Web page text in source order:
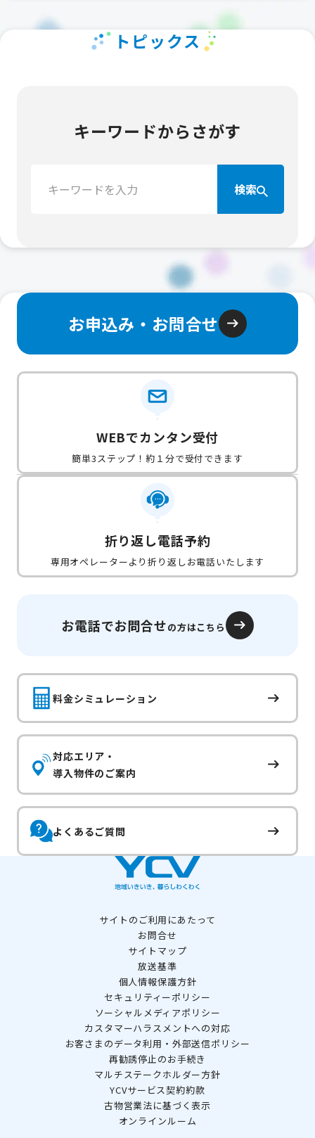
トピックス
キーワードからさがす
索：
検索
お申込み・お問合せ
WEBでカンタン受付
簡単3ステップ！約１分で受付できます
折り返し電話予約
専用オペレーターより折り返しお電話いたします
お電話でお問合せの方はこちら
料金シミュレーション
対応エリア・
導入物件のご案内
よくあるご質問
サイトのご利用にあたって
お問合せ
サイトマップ
放送基準
個人情報保護方針
セキュリティーポリシー
ソーシャルメディアポリシー
カスタマーハラスメントへの対応
お客さまのデータ利用・外部送信ポリシー
再勧誘停止のお手続き
マルチステークホルダー方針
YCVサービス契約約款
古物営業法に基づく表示
オンラインルーム